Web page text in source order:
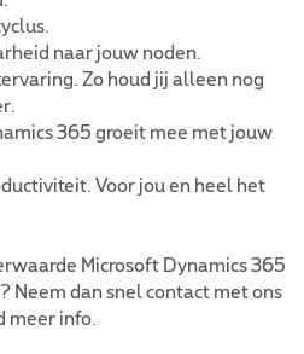
naar jouw noden.
Zo houd jij alleen nog
365 groeit mee met jouw
Voor jou en heel het
Microsoft Dynamics 365
Neem dan snel contact met ons
meer info.